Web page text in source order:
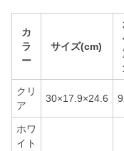
カ
ラ
ー
サイズ(cm)
クリ
ア
30×17.9×24.6
ホワ
イト